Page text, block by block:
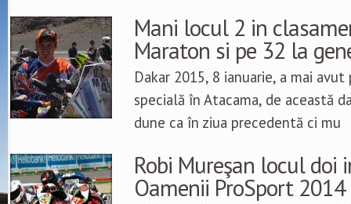
Mani locul 2 in
Maraton si pe 32 la
Dakar 2015, 8 ianuarie, a mai
specială în Atacama, de această
dune ca în ziua precedentă ci mu
Robi Mureşan locul doi
Oamenii ProSport 2014